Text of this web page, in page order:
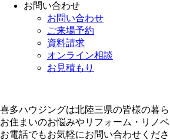
お問い合わせ
お問い合わせ
ご来場予約
資料請求
オンライン相談
お見積もり
喜多ハウジングは北陸三県の皆様の暮
お住まいのお悩みやリフォーム・リノ
お電話でもお気軽にお問い合わせくだ